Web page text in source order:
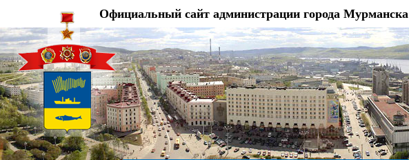
Официальный сайт администрации города Мурманска